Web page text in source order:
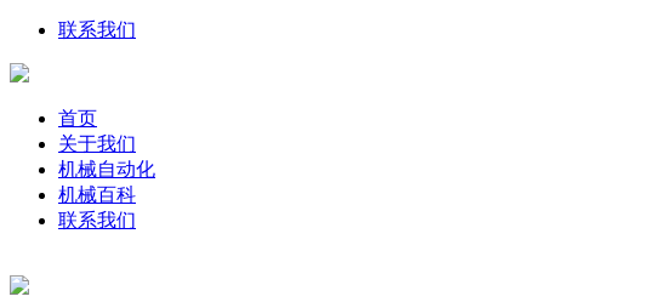
联系我们
首页
关于我们
机械自动化
机械百科
联系我们